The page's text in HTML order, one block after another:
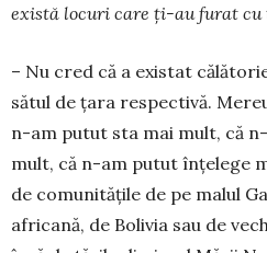
există locuri care ți-au furat
– Nu cred că a existat
sătul de țara respectivă.
n-am putut sta mai mult, că
mult, că n-am putut înțelege
de comunitățile de pe malul
africană, de Bolivia sau de